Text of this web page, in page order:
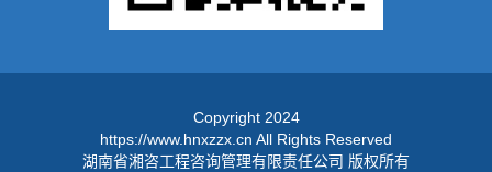
Copyright 2024
https://www.hnxzzx.cn All Rights Reserved
湖南省湘咨工程咨询管理有限责任公司 版权所有